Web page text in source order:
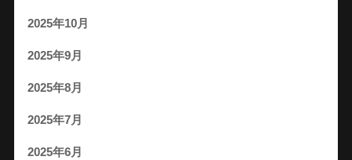
2025年10月
2025年9月
2025年8月
2025年7月
2025年6月